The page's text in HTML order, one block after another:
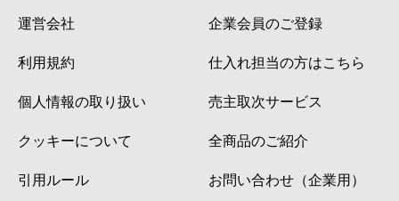
運営会社
利用規約
個人情報の取り扱い
クッキーについて
引用ルール
企業会員のご登録
仕入れ担当の方はこちら
売主取次サービス
全商品のご紹介
お問い合わせ（企業用）